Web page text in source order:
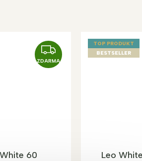
Z
D
ZDARMA
60
TOP PRODUKT
BESTSELLER
Leo